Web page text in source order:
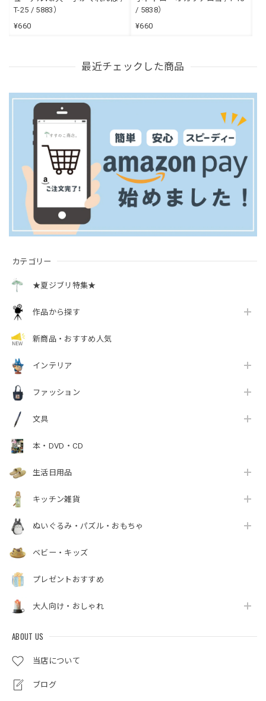
カテゴリー
★夏ジブリ特集★
作品から探す
新商品・おすすめ人気
インテリア
ファッション
文具
本・DVD・CD
生活日用品
キッチン雑貨
ぬいぐるみ・パズル・おもちゃ
ベビー・キッズ
プレゼントおすすめ
大人向け・おしゃれ
ABOUT US
当店について
ブログ
T-25 / 5883）
¥660
/ 5838）
¥660
最近チェックした商品